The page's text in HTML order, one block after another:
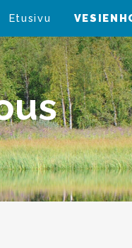
Etusivu